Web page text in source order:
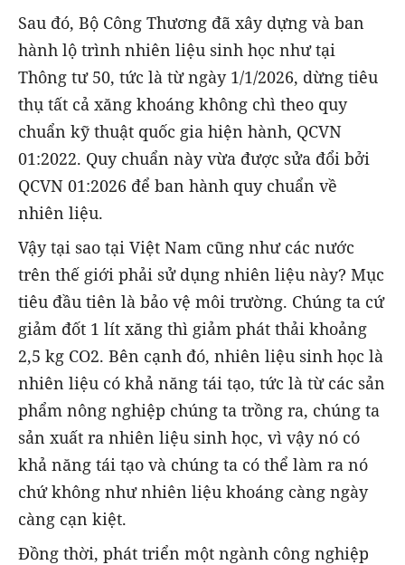
Sau đó, Bộ Công Thương đã xây dựng và ban
hành lộ trình nhiên liệu sinh học như tại
Thông tư 50, tức là từ ngày 1/1/2026, dừng tiêu
thụ tất cả xăng khoáng không chì theo quy
chuẩn kỹ thuật quốc gia hiện hành, QCVN
01:2022. Quy chuẩn này vừa được sửa đổi bởi
QCVN 01:2026 để ban hành quy chuẩn về
nhiên liệu.
Vậy tại sao tại Việt Nam cũng như các nước
trên thế giới phải sử dụng nhiên liệu này? Mục
tiêu đầu tiên là bảo vệ môi trường. Chúng ta cứ
giảm đốt 1 lít xăng thì giảm phát thải khoảng
2,5 kg CO2. Bên cạnh đó, nhiên liệu sinh học là
nhiên liệu có khả năng tái tạo, tức là từ các sản
phẩm nông nghiệp chúng ta trồng ra, chúng ta
sản xuất ra nhiên liệu sinh học, vì vậy nó có
khả năng tái tạo và chúng ta có thể làm ra nó
chứ không như nhiên liệu khoáng càng ngày
càng cạn kiệt.
Đồng thời, phát triển một ngành công nghiệp